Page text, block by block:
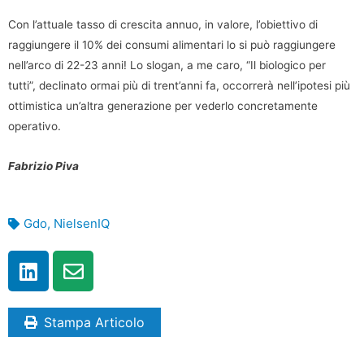
Con l’attuale tasso di crescita annuo, in valore, l’obiettivo di
raggiungere il 10% dei consumi alimentari lo si può raggiungere
nell’arco di 22-23 anni! Lo slogan, a me caro, “Il biologico per
tutti”, declinato ormai più di trent’anni fa, occorrerà nell’ipotesi più
ottimistica un’altra generazione per vederlo concretamente
operativo.
Fabrizio Piva
Gdo, NielsenIQ
Stampa Articolo